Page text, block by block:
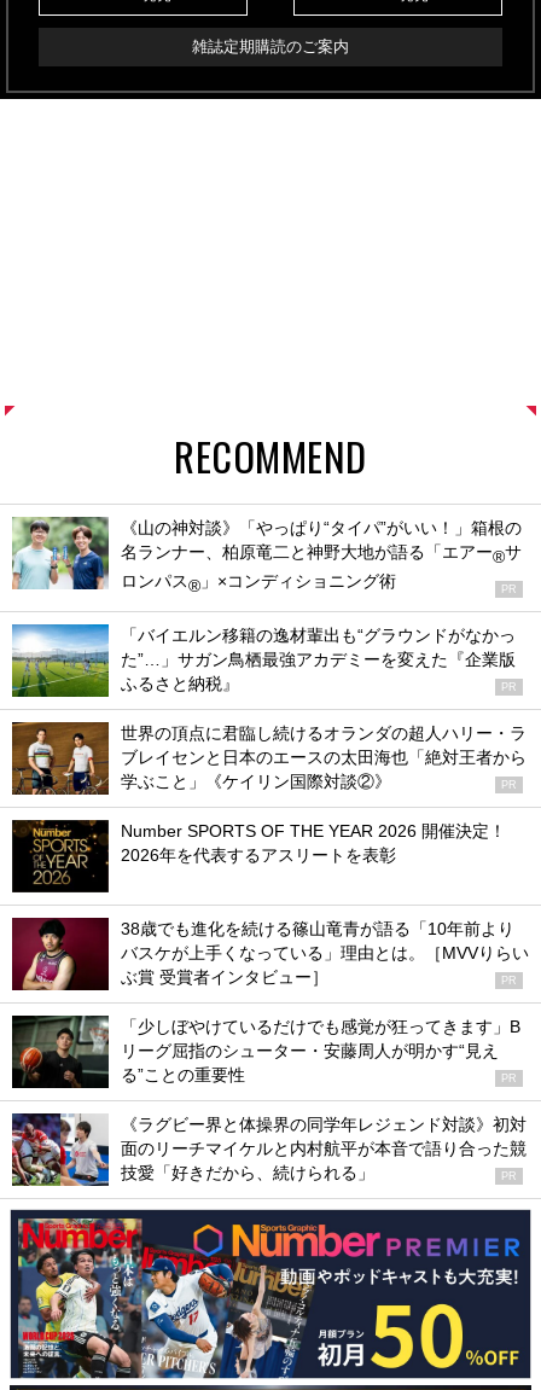
雑誌定期購読のご案内
RECOMMEND
《山の神対談》「やっぱり“タイパ”がいい！」箱根の
名ランナー、柏原竜二と神野大地が語る「エアー®サ
ロンパス® 」×コンディショニング術 PR
「バイエルン移籍の逸材輩出も“グラウンドがなかっ
た”…」サガン鳥栖最強アカデミーを変えた『企業版
ふるさと納税』
PR
世界の頂点に君臨し続けるオランダの超人ハリー・ラ
ブレイセンと日本のエースの太田海也「絶対王者から
学ぶこと」《ケイリン国際対談②》
PR
Number SPORTS OF THE YEAR 2026 開催決定！
2026年を代表するアスリートを表彰
38歳でも進化を続ける篠山竜青が語る「10年前より
バスケが上手くなっている」理由とは。［MVVりらい
ぶ賞 受賞者インタビュー］
PR
「少しぼやけているだけでも感覚が狂ってきます」B
リーグ屈指のシューター・安藤周人が明かす“見え
る”ことの重要性
PR
《ラグビー界と体操界の同学年レジェンド対談》初対
面のリーチマイケルと内村航平が本音で語り合った競
技愛「好きだから、続けられる」
PR